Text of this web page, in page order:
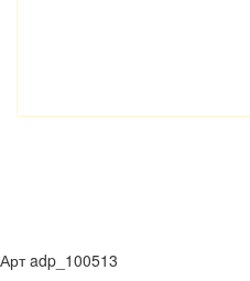
Артadp_100513